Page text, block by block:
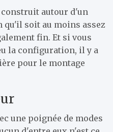
autour d'un
qu'il soit au moins assez
fin. Et si vous
la configuration, il y a
pour le montage
une poignée de modes